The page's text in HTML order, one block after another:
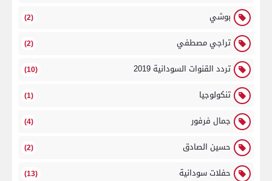
بوشي (2)
تراجي مصطفي (2)
تردد القنوات السودانية 2019 (10)
تنكولوجيا (1)
جمال فرفور (4)
حسين الصادق (2)
حفلات سودانية (13)